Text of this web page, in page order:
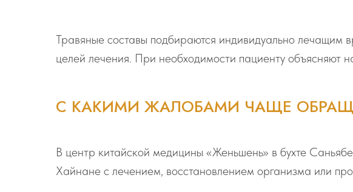
Травяные составы подбираются индивидуально лечащим
целей лечения. При необходимости пациенту объясняют
С КАКИМИ ЖАЛОБАМИ ЧАЩЕ
В центр китайской медицины «Женьшень» в бухте
Хайнане с лечением, восстановлением организма или